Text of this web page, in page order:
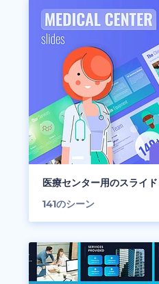
医療センター用のスライド
141のシーン